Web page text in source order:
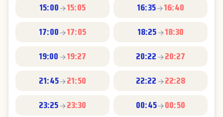
15:00
15:05 16:35
16:40
17:00
17:05 18:25
18:30
19:00
19:27 20:22
20:27
21:45
21:50 22:22
22:28
23:25
23:30 00:45 00:50